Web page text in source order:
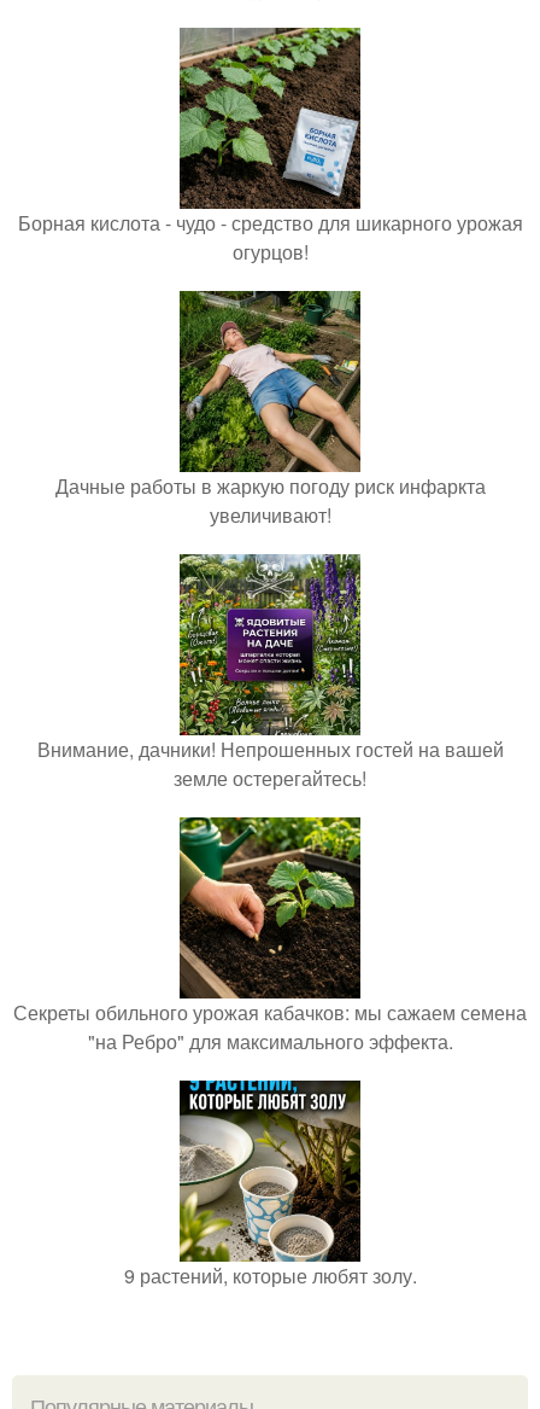
Борная кислота - чудо - средство для шикарного урожая
огурцов!
Дачные работы в жаркую погоду риск инфаркта
увеличивают!
Внимание, дачники! Непрошенных гостей на вашей
земле остерегайтесь!
Секреты обильного урожая кабачков: мы сажаем семена
"на Ребро" для максимального эффекта.
9 растений, которые любят золу.